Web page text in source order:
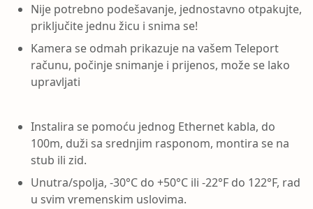
Nije potrebno podešavanje, jednostavno otpakujte,
priključite jednu žicu i snima se!
Kamera se odmah prikazuje na vašem Teleport
računu, počinje snimanje i prijenos, može se lako
upravljati
Instalira se pomoću jednog Ethernet kabla, do
100m, duži sa srednjim rasponom, montira se na
stub ili zid.
Unutra/spolja, -30°C do +50°C ili -22°F do 122°F, rad
u svim vremenskim uslovima.